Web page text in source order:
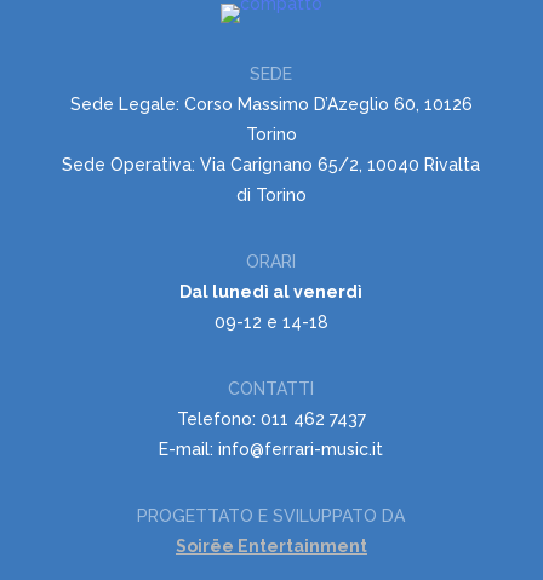
SEDE
Sede Legale: Corso Massimo D’Azeglio 60, 10126
Torino
Sede Operativa: Via Carignano 65/2, 10040 Rivalta
di Torino
ORARI
Dal lunedì al venerdì
09-12 e 14-18
CONTATTI
Telefono: 011 462 7437
E-mail: info@ferrari-music.it
PROGETTATO E SVILUPPATO DA
Soirëe Entertainment